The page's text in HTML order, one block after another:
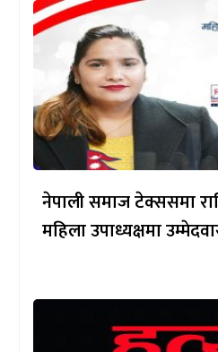
नेपाली समाज टेक्ससमा
महिला उपाध्यक्षमा